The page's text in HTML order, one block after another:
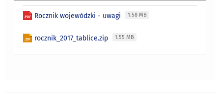
Rocznik wojewódzki - uwagi 1.58 MB
rocznik_2017_tablice.zip 1.55 MB